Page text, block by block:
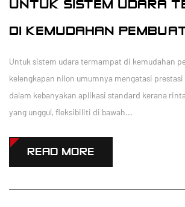
UNTUK SISTEM UDARA
DI KEMUDAHAN
Untuk sistem udara termampat di kemudahan
kelengkapan nilon umumnya mengatasi prestasi
dalam kebanyakan aplikasi standard kerana
yang unggul, fleksibiliti di bawah...
READ MORE